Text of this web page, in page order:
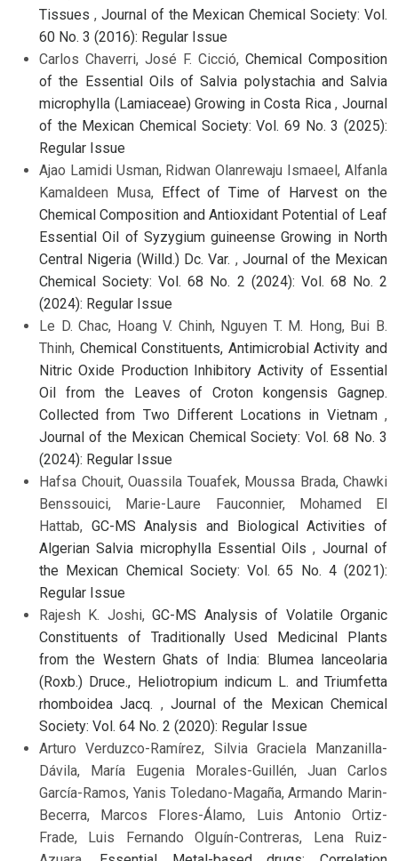
Tissues , Journal of the Mexican Chemical Society: Vol.
60 No. 3 (2016): Regular Issue
Carlos Chaverri, José F. Cicció, Chemical Composition
of the Essential Oils of Salvia polystachia and Salvia
microphylla (Lamiaceae) Growing in Costa Rica,Journal
of the Mexican Chemical Society: Vol. 69 No. 3 (2025):
Regular Issue
Ajao Lamidi Usman, Ridwan Olanrewaju Ismaeel, Alfanla
Kamaldeen Musa, Effect of Time of Harvest on the
Chemical Composition and Antioxidant Potential of Leaf
Essential Oil of Syzygium guineense Growing in North
Central Nigeria (Willd.) Dc. Var. ,Journal of the Mexican
Chemical Society: Vol. 68 No. 2 (2024): Vol. 68 No. 2
(2024): Regular Issue
Le D. Chac, Hoang V. Chinh, Nguyen T. M. Hong, Bui B.
Thinh, Chemical Constituents, Antimicrobial Activity and
Nitric Oxide Production Inhibitory Activity of Essential
Oil from the Leaves of Croton kongensis Gagnep.
Collected from Two Different Locations in Vietnam ,
Journal of the Mexican Chemical Society: Vol. 68 No. 3
(2024): Regular Issue
Hafsa Chouit, Ouassila Touafek, Moussa Brada, Chawki
Benssouici, Marie-Laure Fauconnier, Mohamed El
Hattab, GC-MS Analysis and Biological Activities of
Algerian Salvia microphylla Essential Oils, Journal of
the Mexican Chemical Society: Vol. 65 No. 4 (2021):
Regular Issue
Rajesh K. Joshi,GC-MS Analysis of Volatile Organic
Constituents of Traditionally Used Medicinal Plants
from the Western Ghats of India: Blumea lanceolaria
(Roxb.) Druce., Heliotropium indicum L. and Triumfetta
rhomboidea Jacq. , Journal of the Mexican Chemical
Society: Vol. 64 No. 2 (2020): Regular Issue
Arturo Verduzco-Ramírez, Silvia Graciela Manzanilla-
Dávila, María Eugenia Morales-Guillén, Juan Carlos
García-Ramos, Yanis Toledano-Magaña, Armando Marin-
Becerra, Marcos Flores-Álamo, Luis Antonio Ortiz-
Frade, Luis Fernando Olguín-Contreras, Lena Ruiz-